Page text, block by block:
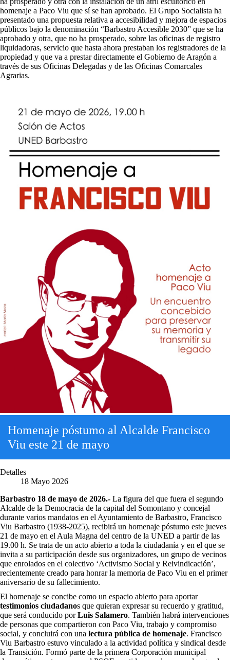
homenaje a Paco Viu que sí se han aprobado. El Grupo Socialista ha
presentado una propuesta relativa a accesibilidad y mejora de espacios
públicos bajo la denominación “Barbastro Accesible 2030” que se ha
aprobado y otra, que no ha prosperado, sobre las oficinas de registro
liquidadoras, servicio que hasta ahora prestaban los registradores de la
propiedad y que va a prestar directamente el Gobierno de Aragón a
través de sus Oficinas Delegadas y de las Oficinas Comarcales
Agrarias.
Homenaje póstumo al Alcalde Francisco
Viu este 21 de mayo
Detalles
18 Mayo 2026
Barbastro 18 de mayo de 2026.- La figura del que fuera el segundo
Alcalde de la Democracia de la capital del Somontano y concejal
durante varios mandatos en el Ayuntamiento de Barbastro, Francisco
Viu Barbastro (1938-2025), recibirá un homenaje póstumo este jueves
21 de mayo en el Aula Magna del centro de la UNED a partir de las
19.00 h. Se trata de un acto abierto a toda la ciudadanía y en el que se
invita a su participación desde sus organizadores, un grupo de vecinos
que enrolados en el colectivo ‘Activismo Social y Reivindicación’,
recientemente creado para honrar la memoria de Paco Viu en el primer
aniversario de su fallecimiento.
El homenaje se concibe como un espacio abierto para aportar
testimonios ciudadanos que quieran expresar su recuerdo y gratitud,
que será conducido porLuis Salamero. También habrá intervenciones
de personas que compartieron con Paco Viu, trabajo y compromiso
social, y concluirá con una lectura pública de homenaje. Francisco
Viu Barbastro estuvo vinculado a la actividad política y sindical desde
la Transición. Formó parte de la primera Corporación municipal